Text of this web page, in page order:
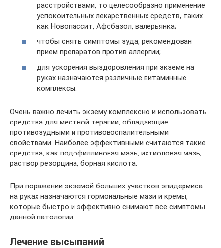
расстройствами, то целесообразно применение
успокоительных лекарственных средств, таких
как Новопассит, Афобазол, валерьянка;
чтобы снять симптомы зуда, рекомендован
прием препаратов против аллергии;
для ускорения выздоровления при экземе на
руках назначаются различные витаминные
комплексы.
Очень важно лечить экзему комплексно и использовать
средства для местной терапии, обладающие
противозудными и противовоспалительными
свойствами. Наиболее эффективными считаются такие
средства, как подофиллиновая мазь, ихтиоловая мазь,
раствор резорцина, борная кислота.
При поражении экземой больших участков эпидермиса
на руках назначаются гормональные мази и кремы,
которые быстро и эффективно снимают все симптомы
данной патологии.
Лечение высыпаний